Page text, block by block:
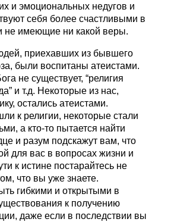
и эмоциональных недугов и
себя более счастливыми в
не имеющие ни какой веры.
приехавших из бывшего
были воспитаны атеистами.
не существует, “религия
и т.д. Некоторые из нас,
остались атеистами.
к религии, некоторые стали
а кто-то пытается найти
и разум подскажут вам, что
для вас в вопросах жизни и
к истине постарайтесь не
что вы уже знаете.
гибкими и открытыми в
к получению
даже если в последствии вы